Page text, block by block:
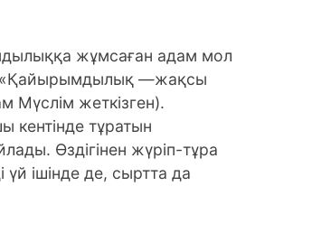
жұмсаған адам мол
«Қайырымдылық —жақсы
Мүслім жеткізген).
тұратын
Өздігінен жүріп-тұра
үй ішінде де, сыртта да